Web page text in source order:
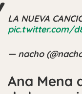
LA NUEVA
pic.twitter.com/
— nacho
Ana Mena